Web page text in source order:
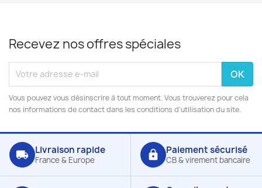
Recevez nos offres spéciales
Vous pouvez vous désinscrire à tout moment. Vous trouverez pour cela
nos informations de contact dans les conditions d'utilisation du site.
local_shipping Livraison rapide
France & Europe lock Paiement sécurisé
CB & virement bancaire